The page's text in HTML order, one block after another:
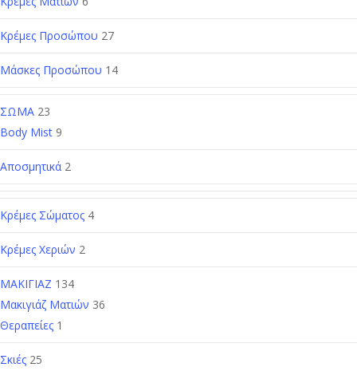
Κρέμες Προσώπου 27
Μάσκες Προσώπου 14
ΣΩΜΑ 23
Body Mist 9
Αποσμητικά 2
Κρέμες Σώματος 4
Κρέμες Χεριών 2
ΜΑΚΙΓΙΑΖ 134
Μακιγιάζ Ματιών 36
Θεραπείες 1
Σκιές 25